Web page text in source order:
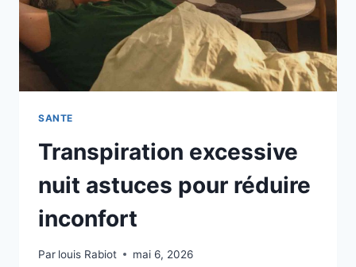
SANTE
Transpiration excessive
nuit astuces pour réduire
inconfort
Par louis Rabiot mai 6, 2026